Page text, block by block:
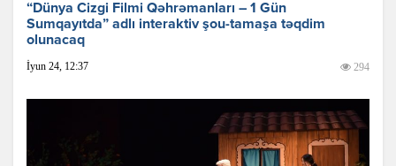
“Dünya Cizgi Filmi Qəhrəmanları – 1 Gün
Sumqayıtda” adlı interaktiv şou-tamaşa təqdim
olunacaq
İyun 24, 12:37 294